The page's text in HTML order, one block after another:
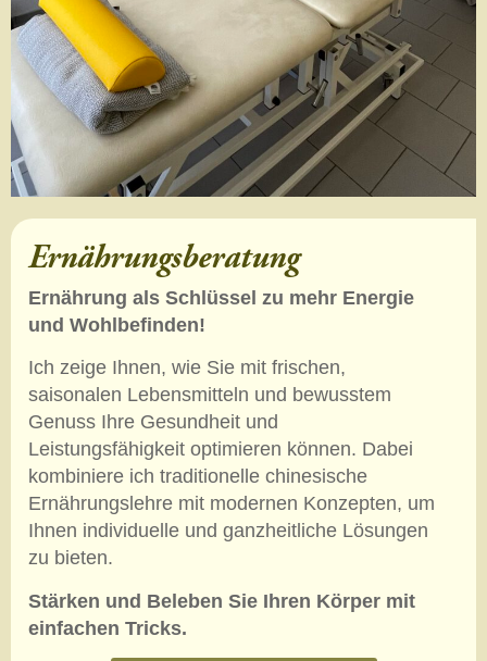
Ernährungsberatung
Ernährung als Schlüssel zu mehr Energie
und Wohlbefinden!
Ich zeige Ihnen, wie Sie mit frischen,
saisonalen Lebensmitteln und bewusstem
Genuss Ihre Gesundheit und
Leistungsfähigkeit optimieren können. Dabei
kombiniere ich traditionelle chinesische
Ernährungslehre mit modernen Konzepten, um
Ihnen individuelle und ganzheitliche Lösungen
zu bieten.
Stärken und Beleben Sie Ihren Körper mit
einfachen Tricks.